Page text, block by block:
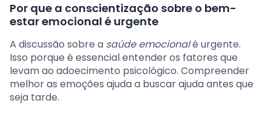
Por que a conscientização sobre o bem-
estar emocional é urgente
A discussão sobre a saúde emocionalé urgente.
Isso porque é essencial entender os fatores que
levam ao adoecimento psicológico. Compreender
melhor as emoções ajuda a buscar ajuda antes que
seja tarde.